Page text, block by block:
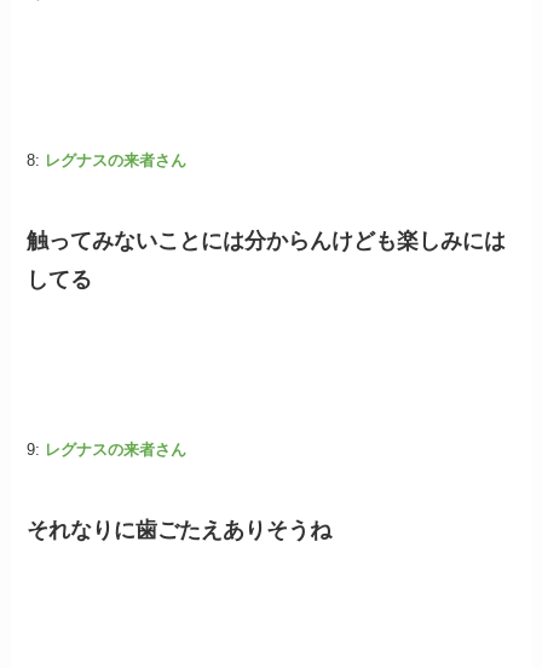
8: レグナスの来者さん
触ってみないことには分からんけども楽しみには
してる
9: レグナスの来者さん
それなりに歯ごたえありそうね